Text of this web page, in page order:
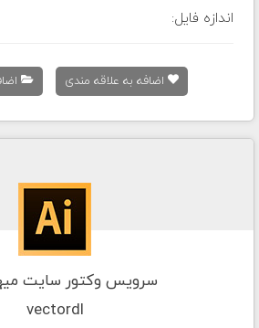
اندازه فایل:
اضافه به علاقه مندی
سرویس وکتور سایت
vectordl